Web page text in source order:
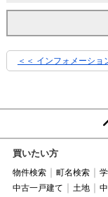
＜＜ インフォメーショ
買いたい方
物件検索 町名検索
中古一戸建て
土地